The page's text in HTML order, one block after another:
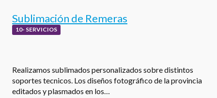
Sublimación de Remeras
10- SERVICIOS
Realizamos sublimados personalizados sobre distintos
soportes tecnicos. Los diseños fotográfico de la provincia
editados y plasmados en los…